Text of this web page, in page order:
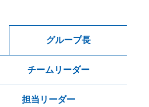
担当リーダー
チームリーダー
グループ長